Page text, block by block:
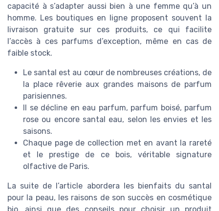
capacité à s’adapter aussi bien à une femme qu’à un
homme. Les boutiques en ligne proposent souvent la
livraison gratuite sur ces produits, ce qui facilite
l’accès à ces parfums d’exception, même en cas de
faible stock.
Le santal est au cœur de nombreuses créations, de
la place rêverie aux grandes maisons de parfum
parisiennes.
Il se décline en eau parfum, parfum boisé, parfum
rose ou encore santal eau, selon les envies et les
saisons.
Chaque page de collection met en avant la rareté
et le prestige de ce bois, véritable signature
olfactive de Paris.
La suite de l’article abordera les bienfaits du santal
pour la peau, les raisons de son succès en cosmétique